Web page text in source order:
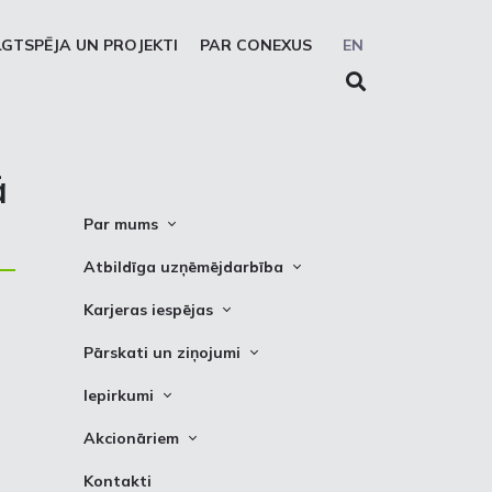
EN
UN PROJEKTI PAR CONEXUS
Par mums
Conexus vizītkarte
Akcionāru struktūra
Struktūra
Padome
Atbildīga uzņēmējdarbība
Cel trauksmi
Karjeras iespējas
Vakances
Pārskati un ziņojumi
Attīstības plāni
Iepirkumi
Iepirkumi
Akcionāriem
Informācija
Kontakti